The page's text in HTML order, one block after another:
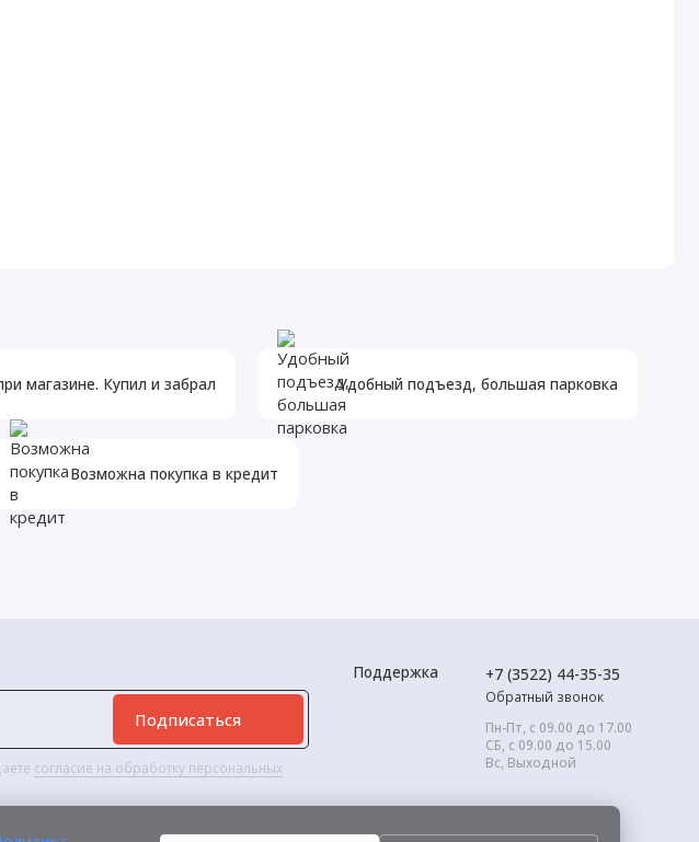
Российского
магазине. Купил и забрал Удобный подъезд, большая парковка
Возможна покупка в кредит
Подписаться
согласие на обработку персональных
Поддержка +7 (3522) 44-35-35
Обратный звонок
Пн-Пт, с 09.00 до 17.00
СБ, с 09.00 до 15.00
Вс, Выходной